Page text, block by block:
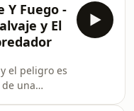
e
a Lena de
ver cómo
manos. Al
en
no
Y Fuego -
y El
el peligro es
una